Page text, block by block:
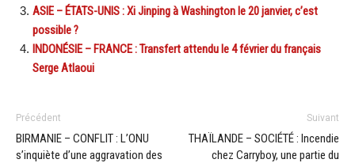
ASIE – ÉTATS-UNIS : Xi Jinping à Washington le 20 janvier, c’est
possible ?
INDONÉSIE – FRANCE : Transfert attendu le 4 février du français
Serge Atlaoui
Précédent
BIRMANIE – CONFLIT : L’ONU
s’inquiète d’une aggravation des
Suivant
THAÏLANDE – SOCIÉTÉ : Incendie
chez Carryboy, une partie du